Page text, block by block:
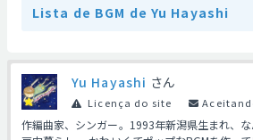
Lista de BGM de Yu Hayashi
Yu Hayashi さん
Licença do site
作編曲家、シンガー。1993年新潟県生まれ、